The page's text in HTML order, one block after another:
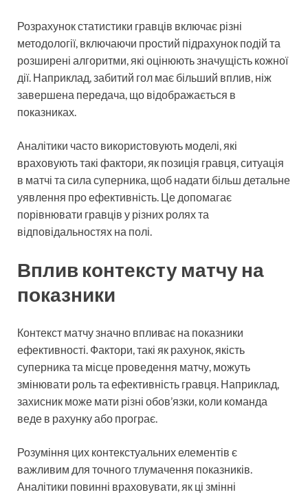
Розрахунок статистики гравців включає різні
методології, включаючи простий підрахунок подій та
розширені алгоритми, які оцінюють значущість кожної
дії. Наприклад, забитий гол має більший вплив, ніж
завершена передача, що відображається в
показниках.
Аналітики часто використовують моделі, які
враховують такі фактори, як позиція гравця, ситуація
в матчі та сила суперника, щоб надати більш детальне
уявлення про ефективність. Це допомагає
порівнювати гравців у різних ролях та
відповідальностях на полі.
Вплив контексту матчу на
показники
Контекст матчу значно впливає на показники
ефективності. Фактори, такі як рахунок, якість
суперника та місце проведення матчу, можуть
змінювати роль та ефективність гравця. Наприклад,
захисник може мати різні обов’язки, коли команда
веде в рахунку або програє.
Розуміння цих контекстуальних елементів є
важливим для точного тлумачення показників.
Аналітики повинні враховувати, як ці змінні